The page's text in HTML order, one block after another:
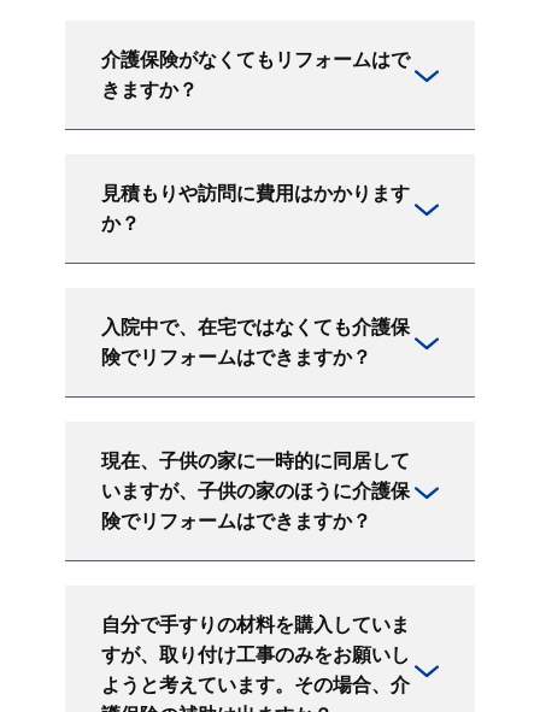
介護保険がなくてもリフォームはで
きますか？
見積もりや訪問に費用はかかります
か？
入院中で、在宅ではなくても介護保
険でリフォームはできますか？
現在、子供の家に一時的に同居して
いますが、子供の家のほうに介護保
険でリフォームはできますか？
自分で手すりの材料を購入していま
すが、取り付け工事のみをお願いし
ようと考えています。その場合、介